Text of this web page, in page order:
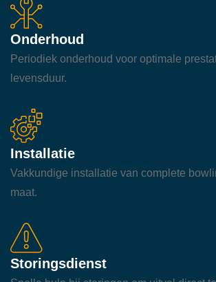
Onderhoud
Periodiek onderhoud voor optimale
levensduur.
Installatie
Vakkundige installatie van complete
maat.
Storingsdienst